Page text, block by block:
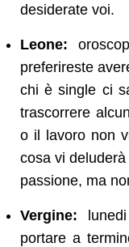
desiderate voi.
Leone:
preferireste
chi è single ci
trascorrere
o il lavoro non
cosa vi
passione, ma
Vergine:
portare a